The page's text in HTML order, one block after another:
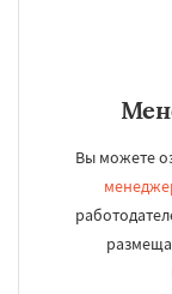
Вы можете